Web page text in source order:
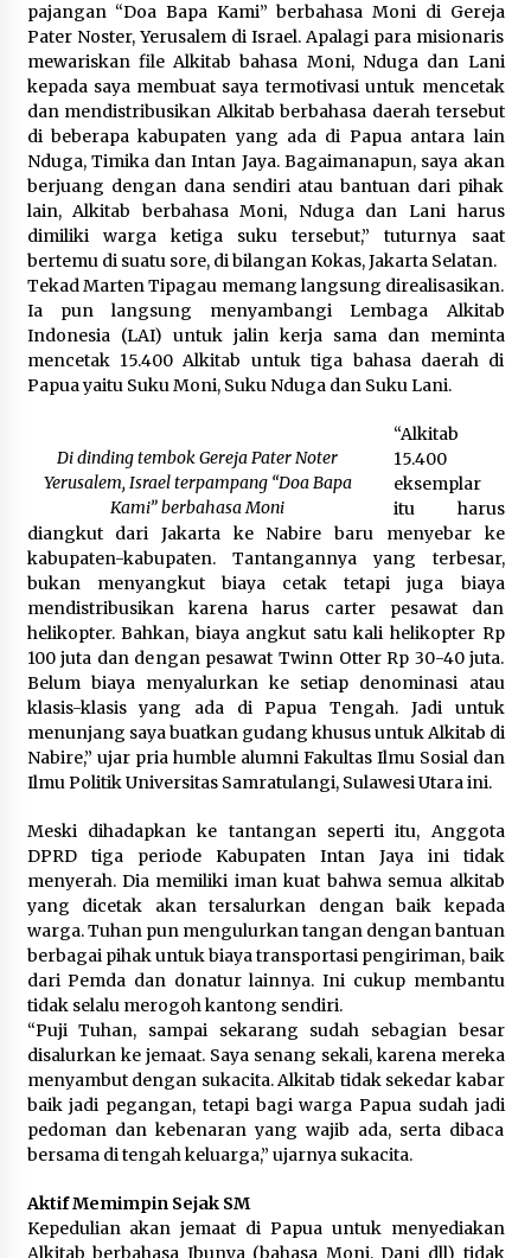
pajangan “Doa Bapa Kami” berbahasa Moni di Gereja
Pater Noster, Yerusalem di Israel. Apalagi para misionaris
mewariskan file Alkitab bahasa Moni, Nduga dan Lani
kepada saya membuat saya termotivasi untuk mencetak
dan mendistribusikan Alkitab berbahasa daerah tersebut
di beberapa kabupaten yang ada di Papua antara lain
Nduga, Timika dan Intan Jaya. Bagaimanapun, saya akan
berjuang dengan dana sendiri atau bantuan dari pihak
lain, Alkitab berbahasa Moni, Nduga dan Lani harus
dimiliki warga ketiga suku tersebut,” tuturnya saat
bertemu di suatu sore, di bilangan Kokas, Jakarta Selatan.
Tekad Marten Tipagau memang langsung direalisasikan.
Ia pun langsung menyambangi Lembaga Alkitab
Indonesia (LAI) untuk jalin kerja sama dan meminta
mencetak 15.400 Alkitab untuk tiga bahasa daerah di
Papua yaitu Suku Moni, Suku Nduga dan Suku Lani.
Di dinding tembok Gereja Pater Noter
Yerusalem, Israel terpampang “Doa Bapa
Kami” berbahasa Moni
“Alkitab
15.400
eksemplar
itu harus
diangkut dari Jakarta ke Nabire baru menyebar ke
kabupaten-kabupaten. Tantangannya yang terbesar,
bukan menyangkut biaya cetak tetapi juga biaya
mendistribusikan karena harus carter pesawat dan
helikopter. Bahkan, biaya angkut satu kali helikopter Rp
100 juta dan dengan pesawat Twinn Otter Rp 30-40 juta.
Belum biaya menyalurkan ke setiap denominasi atau
klasis-klasis yang ada di Papua Tengah. Jadi untuk
menunjang saya buatkan gudang khusus untuk Alkitab di
Nabire,” ujar pria humble alumni Fakultas Ilmu Sosial dan
Ilmu Politik Universitas Samratulangi, Sulawesi Utara ini.
Meski dihadapkan ke tantangan seperti itu, Anggota
DPRD tiga periode Kabupaten Intan Jaya ini tidak
menyerah. Dia memiliki iman kuat bahwa semua alkitab
yang dicetak akan tersalurkan dengan baik kepada
warga. Tuhan pun mengulurkan tangan dengan bantuan
berbagai pihak untuk biaya transportasi pengiriman, baik
dari Pemda dan donatur lainnya. Ini cukup membantu
tidak selalu merogoh kantong sendiri.
“Puji Tuhan, sampai sekarang sudah sebagian besar
disalurkan ke jemaat. Saya senang sekali, karena mereka
menyambut dengan sukacita. Alkitab tidak sekedar kabar
baik jadi pegangan, tetapi bagi warga Papua sudah jadi
pedoman dan kebenaran yang wajib ada, serta dibaca
bersama di tengah keluarga,” ujarnya sukacita.
Aktif Memimpin Sejak SM
Kepedulian akan jemaat di Papua untuk menyediakan
Alkitab berbahasa Ibunya (bahasa Moni, Dani dll) tidak